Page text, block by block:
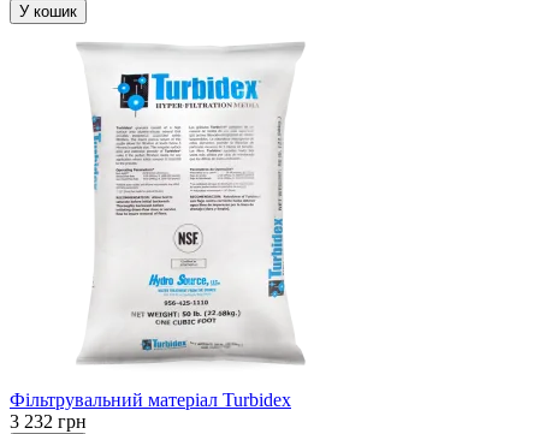
У кошик
Фільтрувальний матеріал Turbidex
3 232 грн